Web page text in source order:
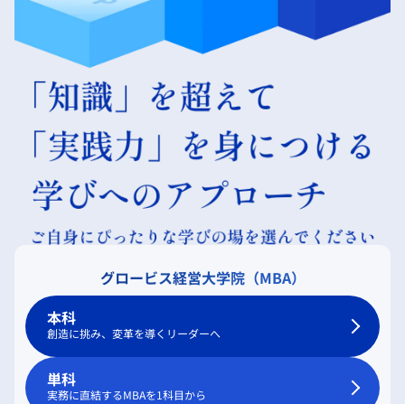
グロービス経営大学院（MBA）
本科
創造に挑み、変革を導くリーダーへ
単科
実務に直結するMBAを1科目から